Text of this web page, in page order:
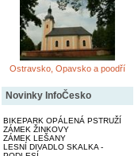
Ostravsko, Opavsko a poodří
Novinky InfoČesko
BIKEPARK OPÁLENÁ PSTRUŽÍ
ZÁMEK ŽINKOVY
ZÁMEK LEŠANY
LESNÍ DIVADLO SKALKA -